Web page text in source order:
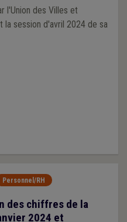
l'Union des Villes et
la session d'avril 2024 de sa
Personnel/RH
des chiffres de la
2024 et